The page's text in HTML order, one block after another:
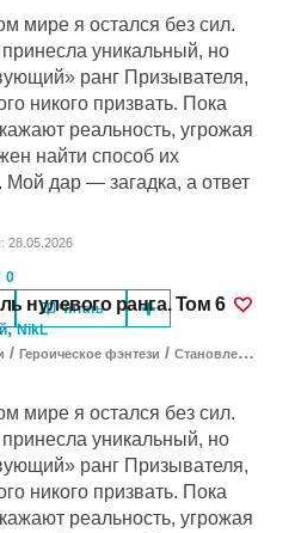
мире я остался без сил.
уникальный, но
ранг Призывателя,
никого призвать. Пока
реальность, угрожая
найти способ их
Мой дар — загадка, а ответ
28.05.2026
0
Читать
нулевого ранга. Том 6
,NikL
/ Героическое фэнтези / Становление героя
мире я остался без сил.
уникальный, но
ранг Призывателя,
никого призвать. Пока
реальность, угрожая